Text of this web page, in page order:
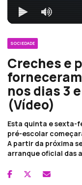
SOCIEDADE
Creches e
nos dias 3
(Vídeo)
Esta quinta e sexta-
pré-escolar
A partir da próxima
arranque oficial das